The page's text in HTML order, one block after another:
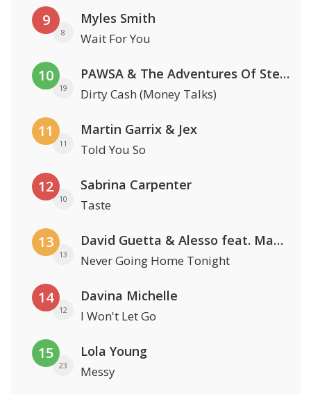
9
8
Myles Smith
Wait For You
10
19
PAWSA & The Adventures Of Stevie V
Dirty Cash (Money Talks)
11
11
Martin Garrix & Jex
Told You So
12
10
Sabrina Carpenter
Taste
13
13
David Guetta & Alesso feat. Madison Love
Never Going Home Tonight
14
12
Davina Michelle
I Won't Let Go
15
23
Lola Young
Messy